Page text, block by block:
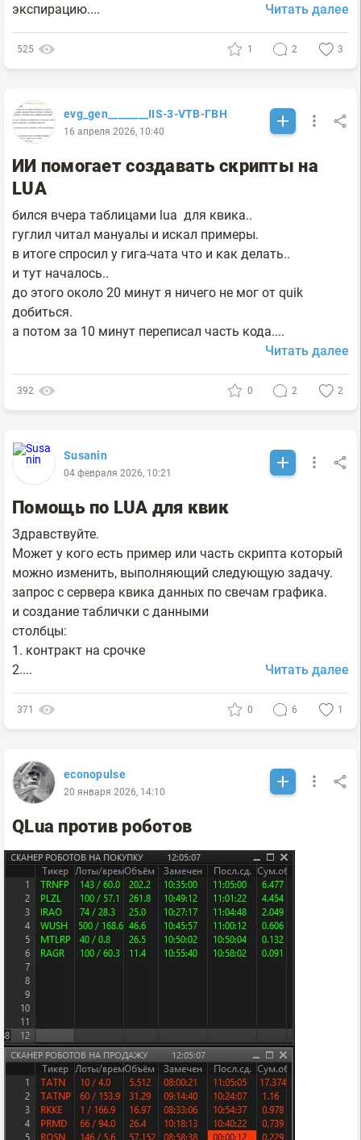
экспирацию....
Читать далее
525 1 2 3
evg_gen________IIS-3-VTB-ГВН
16 апреля 2026, 10:40
ИИ помогает создавать скрипты на
LUA
бился вчера таблицами lua для квика..
гуглил читал мануалы и искал примеры.
в итоге спросил у гига-чата что и как делать..
и тут началось..
до этого около 20 минут я ничего не мог от quik
добиться.
а потом за 10 минут переписал часть кода....
Читать далее
392 0 2 2
Susanin
04 февраля 2026, 10:21
Помощь по LUA для квик
Здравствуйте.
Может у кого есть пример или часть скрипта который
можно изменить, выполняющий следующую задачу.
запрос с сервера квика данных по свечам графика.
и создание таблички с данными
столбцы:
1. контракт на срочке
2....
Читать далее
371 0 6 1
econopulse
20 января 2026, 14:10
QLua против роботов